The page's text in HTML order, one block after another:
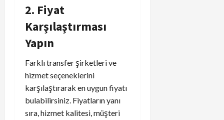
2. Fiyat
Karşılaştırması
Yapın
Farklı transfer şirketleri ve
hizmet seçeneklerini
karşılaştırarak en uygun fiyatı
bulabilirsiniz. Fiyatların yanı
sıra, hizmet kalitesi, müşteri